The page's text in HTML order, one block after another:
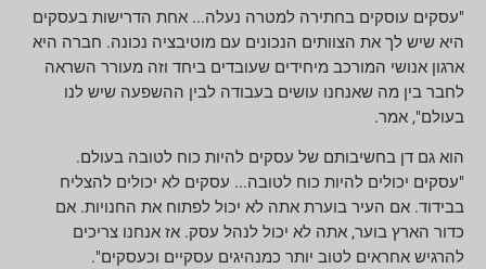
"עסקים עוסקים בחתירה למטרה נעלה... אחת הדרישות בעסקים
היא שיש לך את הצוותים הנכונים עם מוטיבציה נכונה. חברה היא
ארגון אנושי המורכב מיחידים שעובדים ביחד וזה מעורר השראה
לחבר בין מה שאנחנו עושים בעבודה לבין ההשפעה שיש לנו
בעולם", אמר.
הוא גם דן בחשיבותם של עסקים להיות כוח לטובה בעולם.
"עסקים יכולים להיות כוח לטובה... עסקים לא יכולים להצליח
בבידוד. אם העיר בוערת אתה לא יכול לפתוח את החנויות. אם
כדור הארץ בוער, אתה לא יכול לנהל עסק. אז אנחנו צריכים
להרגיש אחראים לטוב יותר כמנהיגים עסקיים וכעסקים".